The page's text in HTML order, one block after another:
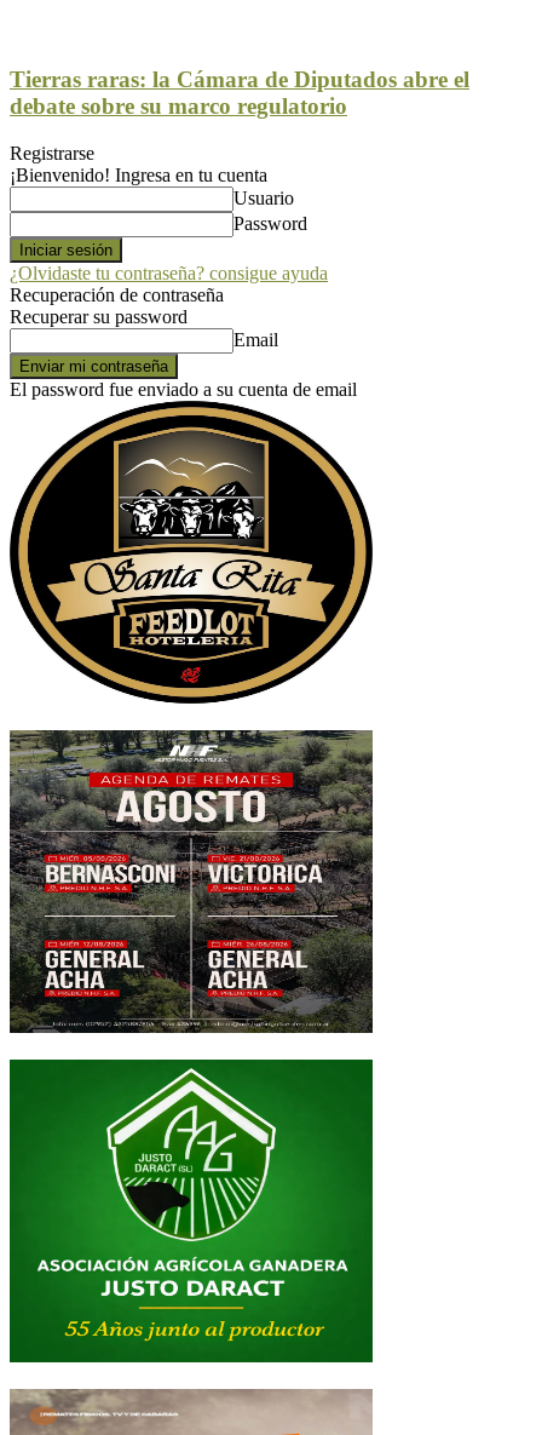
Tierras raras: la Cámara de Diputados abre el
debate sobre su marco regulatorio
Registrarse
¡Bienvenido! Ingresa en tu cuenta
Usuario
Password
¿Olvidaste tu contraseña? consigue ayuda
Recuperación de contraseña
Recuperar su password
Email
El password fue enviado a su cuenta de email